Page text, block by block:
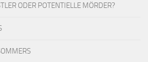
ODER POTENTIELLE MÖRDER?